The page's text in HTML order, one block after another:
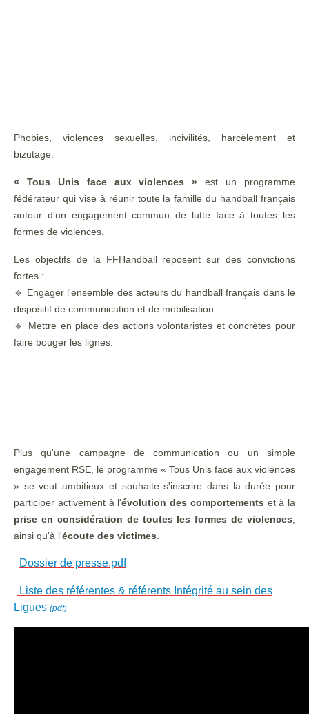
Phobies, violences sexuelles, incivilités, harcèlement et
bizutage.
« Tous Unis face aux violences »est un programme
fédérateur qui vise à réunir toute la famille du handball français
autour d'un engagement commun de lutte face à toutes les
formes de violences.
Les objectifs de la FFHandball reposent sur des convictions
fortes :
🔹 Engager l'ensemble des acteurs du handball français dans le
dispositif de communication et de mobilisation
🔹 Mettre en place des actions volontaristes et concrètes pour
faire bouger les lignes.
Plus qu'une campagne de communication ou un simple
engagement RSE, le programme « Tous Unis face aux violences
» se veut ambitieux et souhaite s'inscrire dans la durée pour
participer activement à l'évolution des comportements et à la
prise en considération de toutes les formes de violences
ainsi qu'à l'écoute des victimes
Dossier de presse.pdf
Liste des référentes & référents Intégrité au sein des
Ligues (pdf)